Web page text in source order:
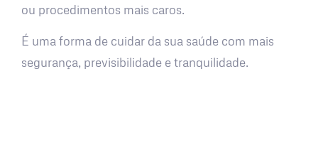
ou procedimentos mais caros.
É uma forma de cuidar da sua saúde com mais
segurança, previsibilidade e tranquilidade.